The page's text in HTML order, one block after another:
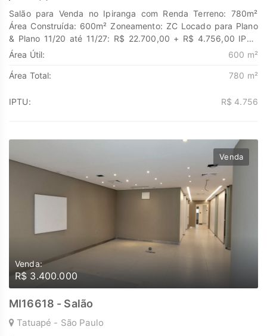
Salão para Venda no Ipiranga com Renda Terreno: 780m²
Área Construída: 600m² Zoneamento: ZC Locado para Plano
& Plano 11/20 até 11/27: R$ 22.700,00 + R$ 4.756,00 IPTU
Descubra o poder de Transformar seus sonhos em lares e
cada passo é uma nova jornada, confie em nós para encontrar
www.marengoimoveis.com.br 11-99203-8087
Área Útil: 600 m²
Área Total: 780 m²
IPTU: R$ 4.756
Venda
Venda:
R$ 3.400.000
MI16618 - Salão
Tatuapé - São Paulo